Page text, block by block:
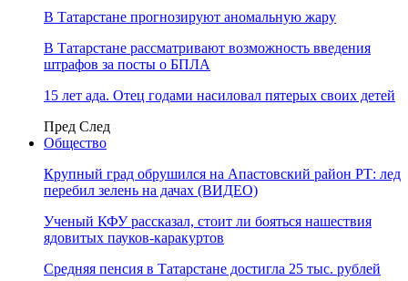
В Татарстане прогнозируют аномальную жару
В Татарстане рассматривают возможность введения
штрафов за посты о БПЛА
15 лет ада. Отец годами насиловал пятерых своих детей
Пред След
Общество
Крупный град обрушился на Апастовский район РТ: лед
перебил зелень на дачах (ВИДЕО)
Ученый КФУ рассказал, стоит ли бояться нашествия
ядовитых пауков-каракуртов
Средняя пенсия в Татарстане достигла 25 тыс. рублей